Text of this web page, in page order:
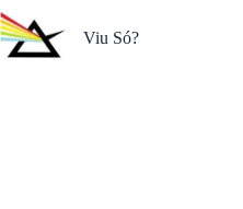
Pular
para
o
Viu Só?